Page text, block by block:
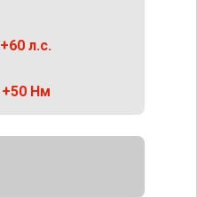
+60 л.с.
+50 Нм